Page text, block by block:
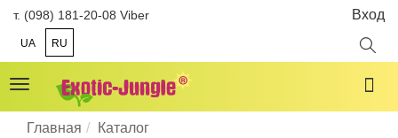
т. (098) 181-20-08 Viber
UA RU
Вход
Toggle
navigation
Главная
Каталог